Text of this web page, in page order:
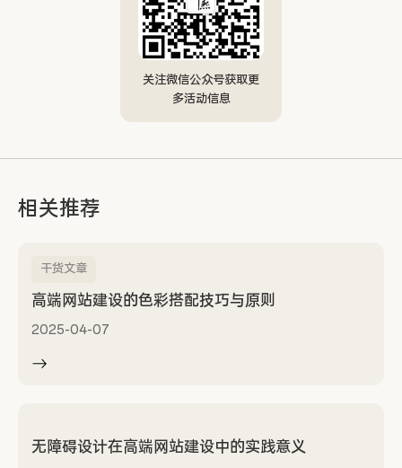
关注微信公众号获取更
多活动信息
相关推荐
干货文章
高端网站建设的色彩搭配技巧与原则
2025-04-07
无障碍设计在高端网站建设中的实践意义